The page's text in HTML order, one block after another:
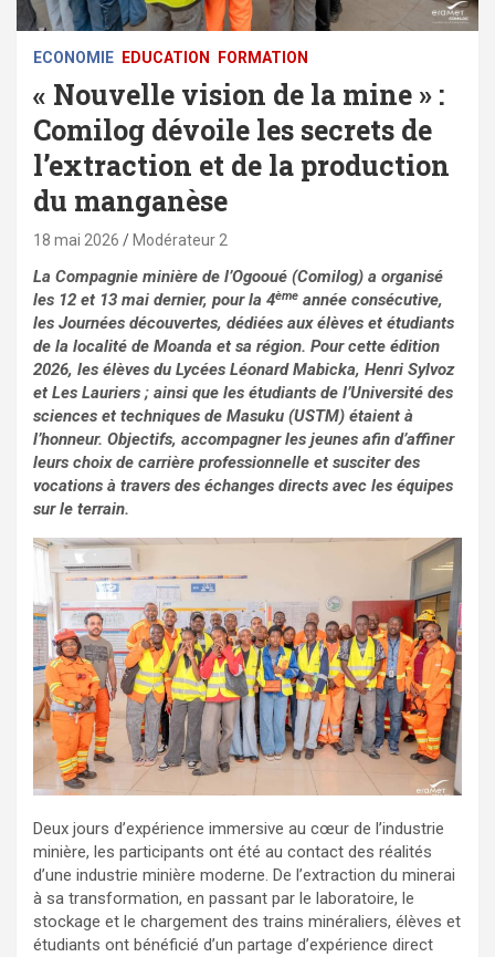
ECONOMIE EDUCATION FORMATION
« Nouvelle vision de la mine » :
Comilog dévoile les secrets de
l’extraction et de la production
du manganèse
18 mai 2026 Modérateur 2
La Compagnie minière de l’Ogooué (Comilog) a organisé
les 12 et 13 mai dernier, pour la 4ème année consécutive,
les Journées découvertes, dédiées aux élèves et étudiants
de la localité de Moanda et sa région. Pour cette édition
2026, les élèves du Lycées Léonard Mabicka, Henri Sylvoz
et Les Lauriers ; ainsi que les étudiants de l’Université des
sciences et techniques de Masuku (USTM) étaient à
l’honneur. Objectifs, accompagner les jeunes afin d’affiner
leurs choix de carrière professionnelle et susciter des
vocations à travers des échanges directs avec les équipes
sur le terrain.
Deux jours d’expérience immersive au cœur de l’industrie
minière, les participants ont été au contact des réalités
d’une industrie minière moderne. De l’extraction du minerai
à sa transformation, en passant par le laboratoire, le
stockage et le chargement des trains minéraliers, élèves et
étudiants ont bénéficié d’un partage d’expérience direct